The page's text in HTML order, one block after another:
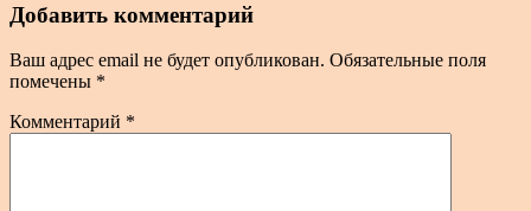
Добавить комментарий
Ваш адрес email не будет опубликован. Обязательные поля
помечены *
Комментарий *